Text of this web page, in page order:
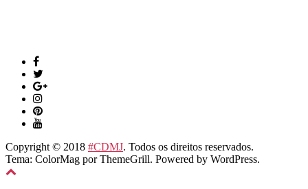
Copyright © 2018 #CDMJ. Todos os direitos reservados.
Tema: ColorMag porThemeGrill. Powered by WordPress.